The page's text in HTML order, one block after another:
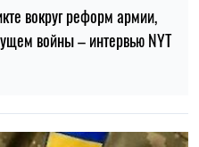
в ВСУ: кто может